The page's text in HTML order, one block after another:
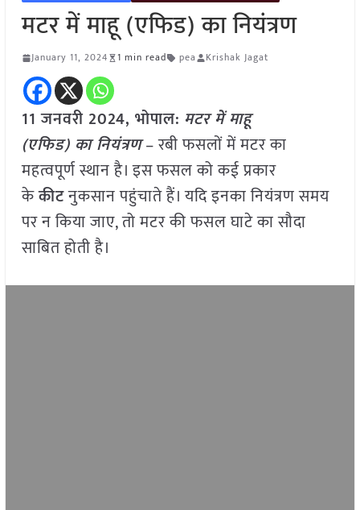
मटर में माहू (एफिड) का नियंत्रण
January 11, 2024 1 min read pea Krishak Jagat
11 जनवरी 2024, भोपाल: मटर में माहू
(एफिड) का नियंत्रण– रबी फसलों में मटर का
महत्वपूर्ण स्थान है। इस फसल को कई प्रकार
केकीटनुकसान पहुंचाते हैं। यदि इनका नियंत्रण समय
पर न किया जाए, तो मटर की फसल घाटे का सौदा
साबित होती है।